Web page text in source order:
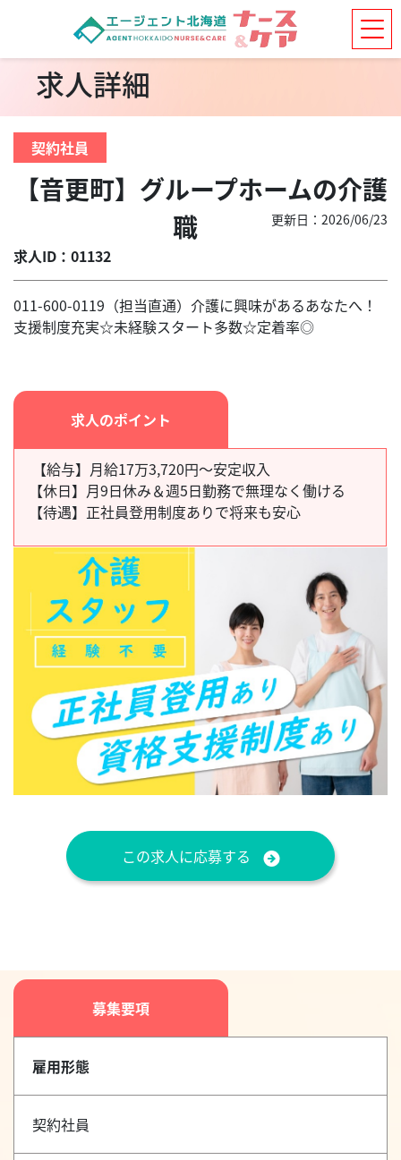
求人詳細
契約社員
【音更町】グループホームの介護
職
求人ID：01132
更新日：2026/06/23
011-600-0119（担当直通）介護に興味があるあなたへ！
支援制度充実☆未経験スタート多数☆定着率◎
求人のポイント
【給与】月給17万3,720円～安定収入
【休日】 月9日休み＆週5日勤務で無理なく働ける
【待遇】 正社員登用制度ありで将来も安心
この求人に応募する
募集要項
雇用形態
契約社員